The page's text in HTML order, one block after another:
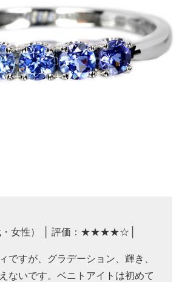
・女性） │ 評価：★★★★☆│
ですが、グラデーション、輝き、
ないです。ベニトアイトは初めて